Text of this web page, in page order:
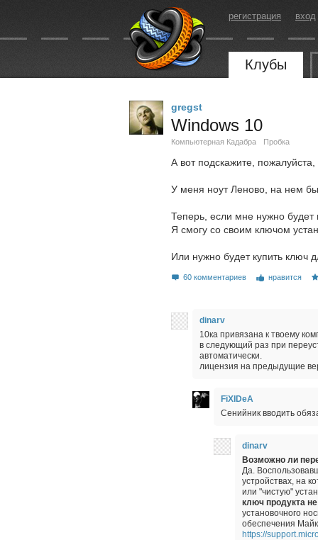
регистрация вход
Клубы
gregst
Windows 10
Компьютерная Кадабра Пробка
А вот подскажите,
У меня ноут Леново, на нем
Теперь, если мне нужно будет
Я смогу со своим ключом
Или нужно будет купить ключ
60 комментариев нравится
dinarv
10ка привязана к твоему
в следующий раз при
автоматически.
лицензия на предыдущие
FiXIDeA
Сенийник вводить
dinarv
Возможно ли
Да.
устройствах, на
или "чистую"
ключ продукта
установочного
обеспечения
https://